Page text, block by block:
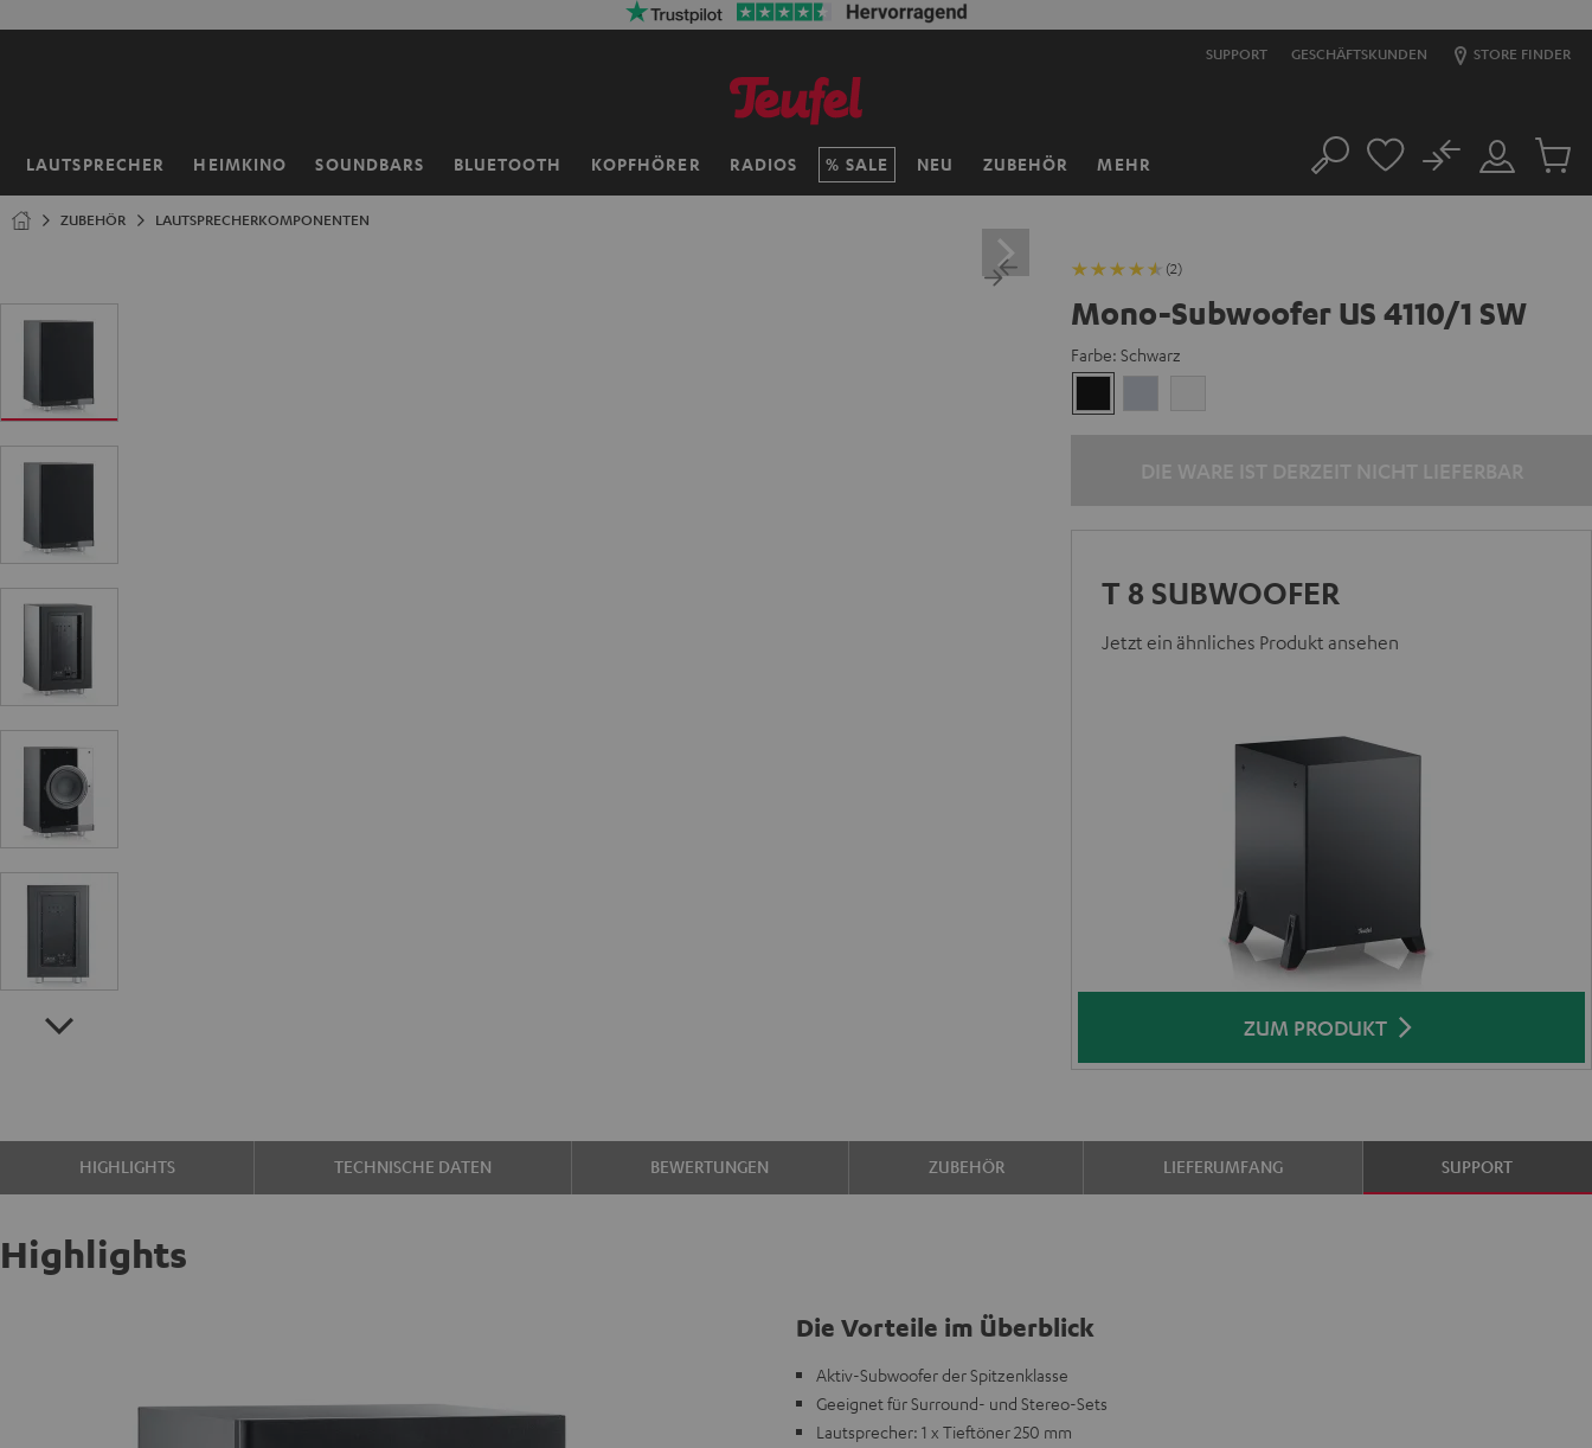
SUPPORT GESCHÄFTSKUNDEN STORE FINDER
LAUTSPRECHER HEIMKINO SOUNDBARS BLUETOOTH KOPFHÖRER RADIOS SALE NEU ZUBEHÖR MEHR
Startseite Suche
Mein
Konto
No
Artikel
ZUBEHÖR LAUTSPRECHERKOMPONENTEN
(2)
Mono-Subwoofer US 4110/1 SW
Farbe: Schwarz
T 8 SUBWOOFER
Jetzt ein ähnliches Produkt ansehen
ZUM PRODUKT
HIGHLIGHTS TECHNISCHE DATEN BEWERTUNGEN ZUBEHÖR LIEFERUMFANG SUPPORT
Highlights
Die Vorteile im Überblick
Aktiv-Subwoofer der Spitzenklasse
Geeignet für Surround- und Stereo-Sets
Lautsprecher: 1 x Tieftöner 250 mm